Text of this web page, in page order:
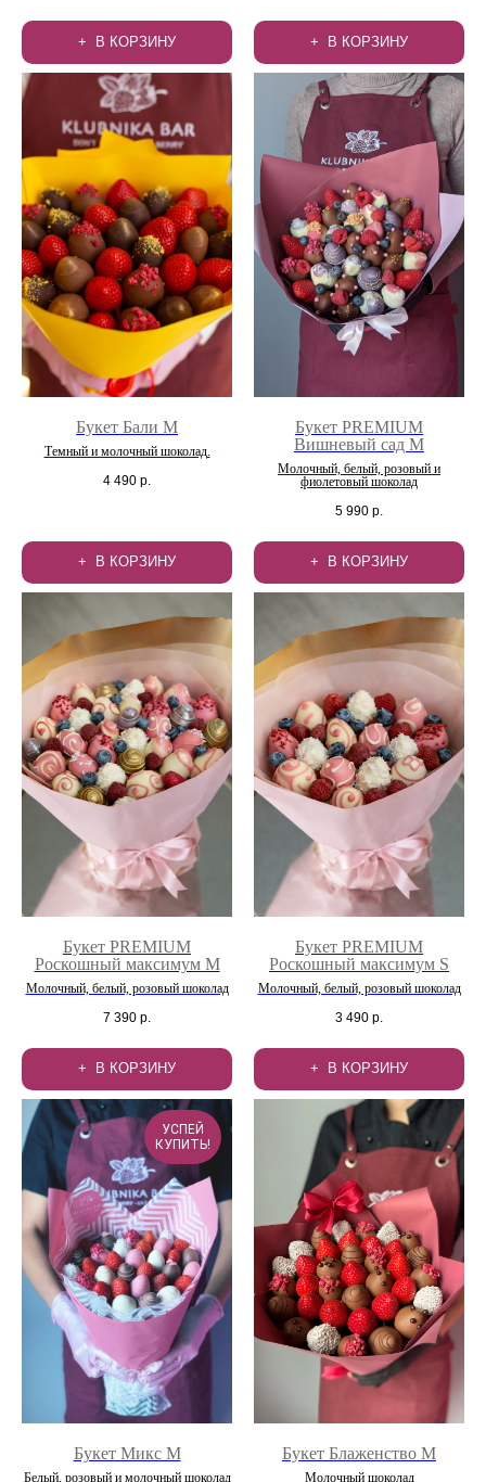
В КОРЗИНУ В КОРЗИНУ
Букет Бали M
Темный и молочный шоколад.
4 490 р.
В КОРЗИНУ
Букет PREMIUM
Вишневый сад М
Молочный, белый, розовый и
фиолетовый шоколад
5 990 р.
В КОРЗИНУ
Букет PREMIUM
Роскошный максимум М
Молочный, белый, розовый шоколад
7 390 р.
В КОРЗИНУ
Букет PREMIUM
Роскошный максимум S
Молочный, белый, розовый шоколад
3 490 р.
В КОРЗИНУ
УСПЕЙ
КУПИТЬ!
Букет Микс М
Белый, розовый и молочный шоколад
Букет Блаженство М
Молочный шоколад